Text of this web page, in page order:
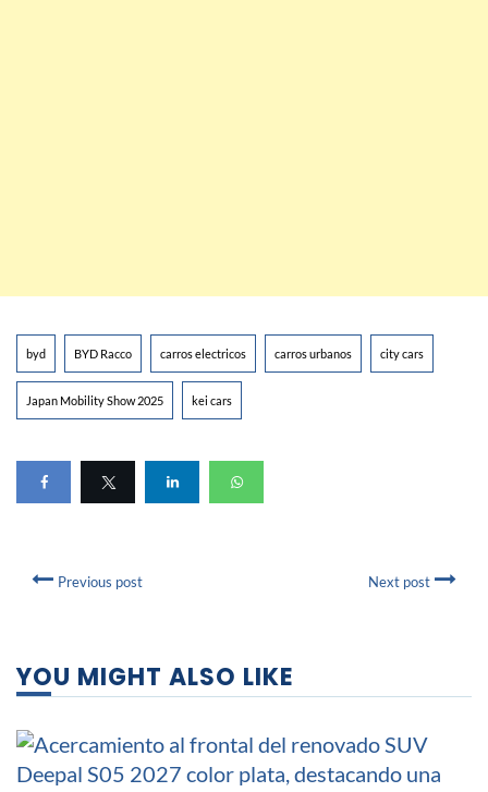
byd BYD Racco carros electricos carros urbanos city cars
Japan Mobility Show 2025 kei cars
Previous post Next post
YOU MIGHT ALSO LIKE